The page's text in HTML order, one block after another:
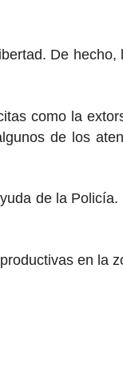
De
como la
de los
de la
en la